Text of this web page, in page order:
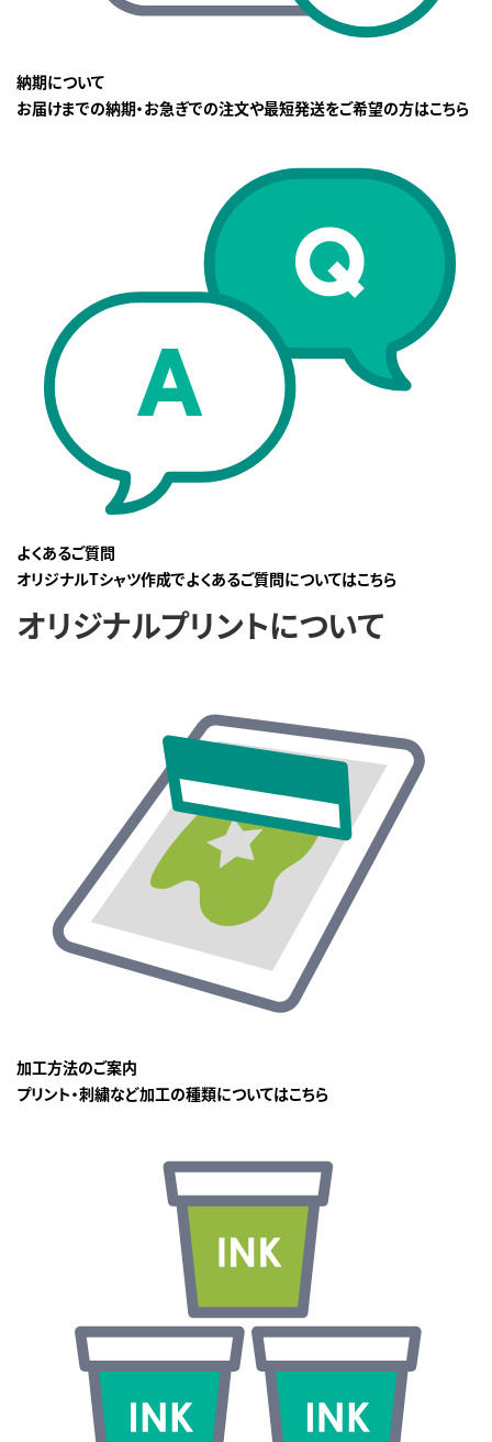
納期について
お届けまでの納期・お急ぎでの注文や最短発送をご希望の方はこちら
よくあるご質問
オリジナルTシャツ作成でよくあるご質問についてはこちら
オリジナルプリントについて
加工方法のご案内
プリント・刺繍など加工の種類についてはこちら